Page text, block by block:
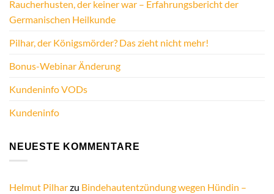
Raucherhusten, der keiner war – Erfahrungsbericht der
Germanischen Heilkunde
Pilhar, der Königsmörder? Das zieht nicht mehr!
Bonus-Webinar Änderung
Kundeninfo VODs
Kundeninfo
NEUESTE KOMMENTARE
Helmut Pilharzu Bindehautentzündung wegen Hündin –